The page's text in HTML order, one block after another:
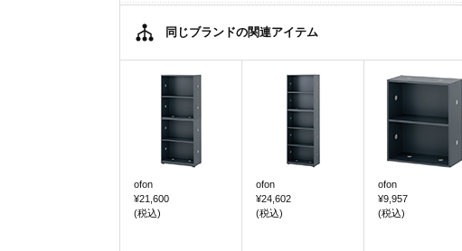
同じブランドの関連アイテム
ofon
¥21,600
(税込)
ofon
¥24,602
(税込)
ofon
¥9,957
(税込)